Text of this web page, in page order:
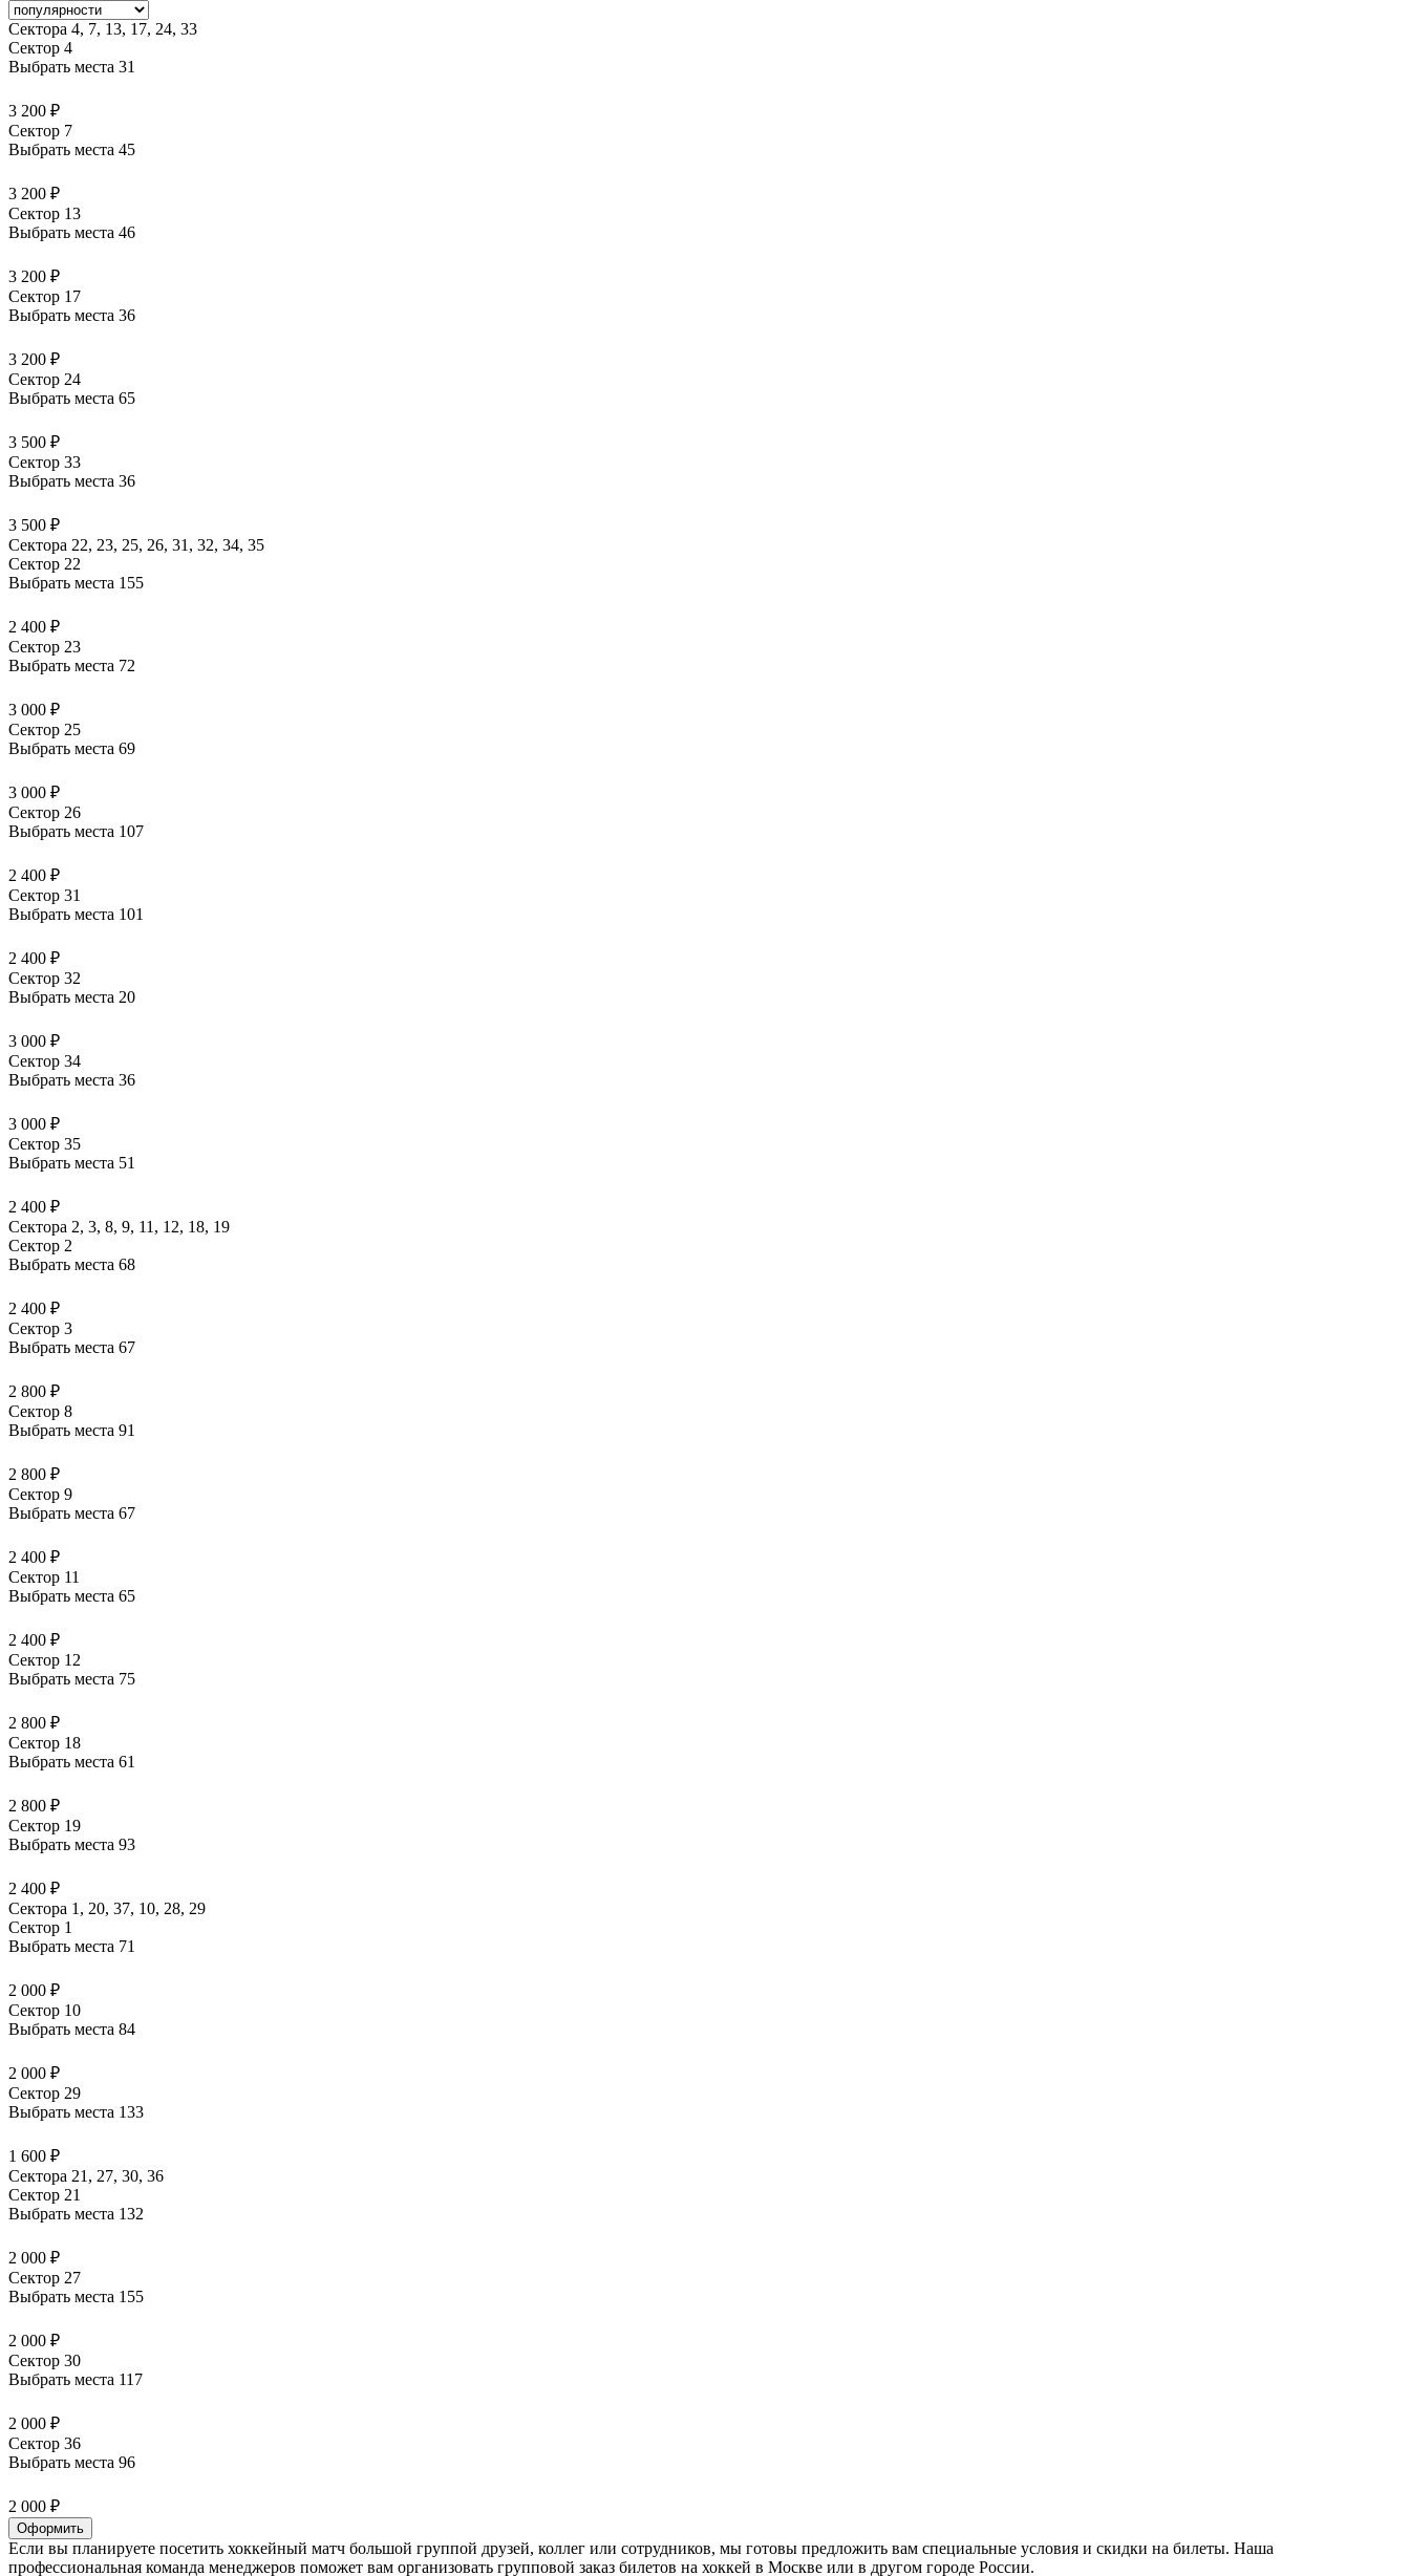
Сектора 4, 7, 13, 17, 24, 33
Сектор 4
Выбрать места 31
3 200 ₽
Сектор 7
Выбрать места 45
3 200 ₽
Сектор 13
Выбрать места 46
3 200 ₽
Сектор 17
Выбрать места 36
3 200 ₽
Сектор 24
Выбрать места 65
3 500 ₽
Сектор 33
Выбрать места 36
3 500 ₽
Сектора 22, 23, 25, 26, 31, 32, 34, 35
Сектор 22
Выбрать места 155
2 400 ₽
Сектор 23
Выбрать места 72
3 000 ₽
Сектор 25
Выбрать места 69
3 000 ₽
Сектор 26
Выбрать места 107
2 400 ₽
Сектор 31
Выбрать места 101
2 400 ₽
Сектор 32
Выбрать места 20
3 000 ₽
Сектор 34
Выбрать места 36
3 000 ₽
Сектор 35
Выбрать места 51
2 400 ₽
Сектора 2, 3, 8, 9, 11, 12, 18, 19
Сектор 2
Выбрать места 68
2 400 ₽
Сектор 3
Выбрать места 67
2 800 ₽
Сектор 8
Выбрать места 91
2 800 ₽
Сектор 9
Выбрать места 67
2 400 ₽
Сектор 11
Выбрать места 65
2 400 ₽
Сектор 12
Выбрать места 75
2 800 ₽
Сектор 18
Выбрать места 61
2 800 ₽
Сектор 19
Выбрать места 93
2 400 ₽
Сектора 1, 20, 37, 10, 28, 29
Сектор 1
Выбрать места 71
2 000 ₽
Сектор 10
Выбрать места 84
2 000 ₽
Сектор 29
Выбрать места 133
1 600 ₽
Сектора 21, 27, 30, 36
Сектор 21
Выбрать места 132
2 000 ₽
Сектор 27
Выбрать места 155
2 000 ₽
Сектор 30
Выбрать места 117
2 000 ₽
Сектор 36
Выбрать места 96
2 000 ₽
Оформить
Если вы планируете посетить хоккейный матч большой группой друзей, коллег или сотрудников, мы готовы предложить вам специальные условия и скидки на билеты. Наша
профессиональная команда менеджеров поможет вам организовать групповой заказ билетов на хоккей в Москве или в другом городе России.